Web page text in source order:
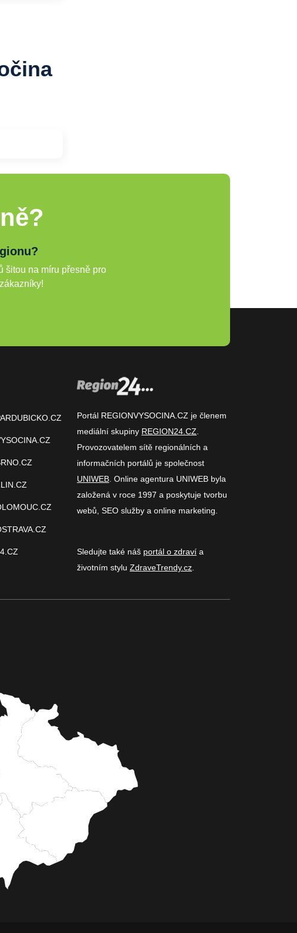
šitou na míru přesně pro
Portál REGIONVYSOCINA.CZ je členem
mediální skupiny REGION24.CZ
Provozovatelem sítě regionálních a
informačních portálů je společnost
UNIWEB . Online agentura UNIWEB byla
založená v roce 1997 a poskytuje tvorbu
webů, SEO služby a online marketing.
Sledujte také náš portál o zdraví a
životním stylu ZdraveTrendy.cz